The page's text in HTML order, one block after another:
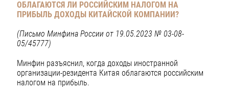
ОБЛАГАЮТСЯ ЛИ РОССИЙСКИМ НАЛОГОМ НА
ПРИБЫЛЬ ДОХОДЫ КИТАЙСКОЙ КОМПАНИИ?
(Письмо Минфина России от 19.05.2023 № 03-08-
05/45777)
Минфин разъяснил, когда доходы иностранной
организации-резидента Китая облагаются российским
налогом на прибыль.